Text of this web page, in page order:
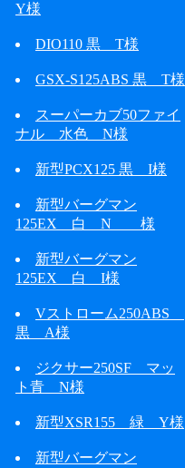
Y様
DIO110 黒 T様
GSX-S125ABS 黒 T様
スーパーカブ50ファイ
ナル 水色 N様
新型PCX125 黒 I様
新型バーグマン
125EX 白 N 様
新型バーグマン
125EX 白 I様
Vストローム250ABS
黒 A様
ジクサー250SF マッ
ト青 N様
新型XSR155 緑 Y様
新型バーグマン